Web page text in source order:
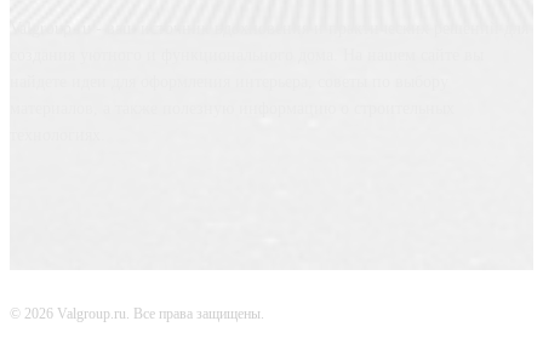
© 2026 Valgroup.ru. Все права защищены.